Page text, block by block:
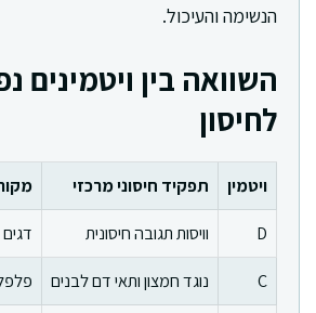
הנשימה והעיכול.
השוואה בין ויטמינים
לחיסון
ויטמין תפקיד חיסוני מרכזי
D
וויסות תגובה חיסונית
C
נוגד חמצון ותאי דם לבנים